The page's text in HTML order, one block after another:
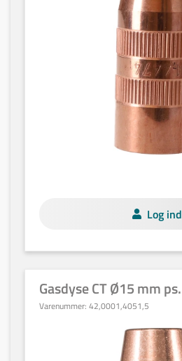
Log ind
Gasdyse CT Ø15 mm
Varenummer: 42,0001,4051,5